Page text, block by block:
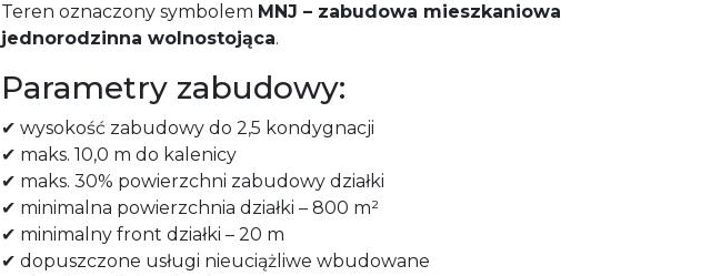
Teren oznaczony symbolem MNJ – zabudowa mieszkaniowa
jednorodzinna wolnostojąca.
Parametry zabudowy:
✔ wysokość zabudowy do 2,5 kondygnacji
✔ maks. 10,0 m do kalenicy
✔ maks. 30% powierzchni zabudowy działki
✔ minimalna powierzchnia działki – 800 m²
✔ minimalny front działki – 20 m
✔ dopuszczone usługi nieuciążliwe wbudowane